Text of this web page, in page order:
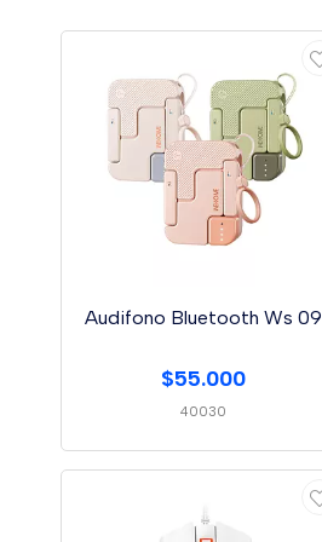
Audifono Bluetooth Ws 09
$55.000
40030